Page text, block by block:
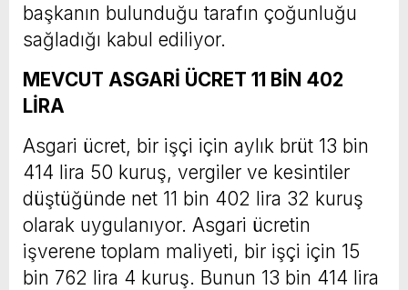
başkanın bulunduğu tarafın çoğunluğu
sağladığı kabul ediliyor.
MEVCUT ASGARİ ÜCRET 11 BİN 402
LİRA
Asgari ücret, bir işçi için aylık brüt 13 bin
414 lira 50 kuruş, vergiler ve kesintiler
düştüğünde net 11 bin 402 lira 32 kuruş
olarak uygulanıyor. Asgari ücretin
işverene toplam maliyeti, bir işçi için 15
bin 762 lira 4 kuruş. Bunun 13 bin 414 lira